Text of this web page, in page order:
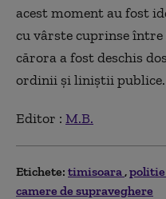
acest moment au fost
cu vârste cuprinse între
cărora a fost deschis
ordinii și liniștii publice.
Editor : M.B.
Etichete: timisoara politie
camere de supraveghere